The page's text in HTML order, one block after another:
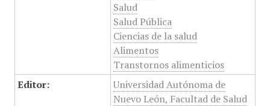
Salud
Salud Pública
Ciencias de la salud
Alimentos
Transtornos alimenticios
Editor:
Universidad Autónoma de
Nuevo León, Facultad de Salud